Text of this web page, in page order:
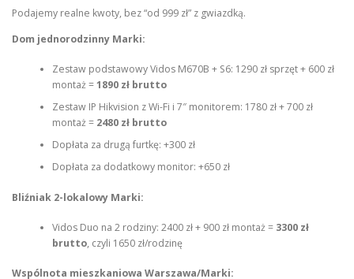
Podajemy realne kwoty, bez “od 999 zł” z gwiazdką.
Dom jednorodzinny Marki:
Zestaw podstawowy Vidos M670B + S6: 1290 zł sprzęt + 600 zł
montaż =1890 zł brutto
Zestaw IP Hikvision z Wi-Fi i 7″ monitorem: 1780 zł + 700 zł
montaż = 2480 zł brutto
Dopłata za drugą furtkę: +300 zł
Dopłata za dodatkowy monitor: +650 zł
Bliźniak 2-lokalowy Marki:
Vidos Duo na 2 rodziny: 2400 zł + 900 zł montaż = 3300 zł
brutto, czyli 1650 zł/rodzinę
Wspólnota mieszkaniowa Warszawa/Marki: